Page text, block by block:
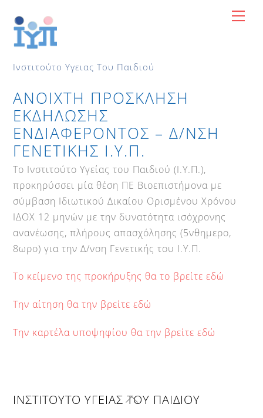
content
Ινστιτούτο Υγειας Του Παιδιού
ΑΝΟΙΧΤΗ ΠΡΟΣΚΛΗΣΗ
ΕΚΔΗΛΩΣΗΣ
ΕΝΔΙΑΦΕΡΟΝΤΟΣ – Δ/ΝΣΗ
ΓΕΝΕΤΙΚΗΣ Ι.Υ.Π.
Το Ινστιτούτο Υγείας του Παιδιού (Ι.Υ.Π.),
προκηρύσσει μία θέση ΠΕ Βιοεπιστήμονα με
σύμβαση Ιδιωτικού Δικαίου Ορισμένου Χρόνου
ΙΔΟΧ 12 μηνών με την δυνατότητα ισόχρονης
ανανέωσης, πλήρους απασχόλησης (5νθημερο,
8ωρο) για την Δ/νση Γενετικής του Ι.Υ.Π.
Το κείμενο της προκήρυξης θα το βρείτε εδώ
Την αίτηση θα την βρείτε εδώ
Την καρτέλα υποψηφίου θα την βρείτε εδώ
Back
ΙΝΣΤΙΤΟΥΤΟ ΥΓΕΙΑΣ ΤΟΥ ΠΑΙΔΙΟΥ